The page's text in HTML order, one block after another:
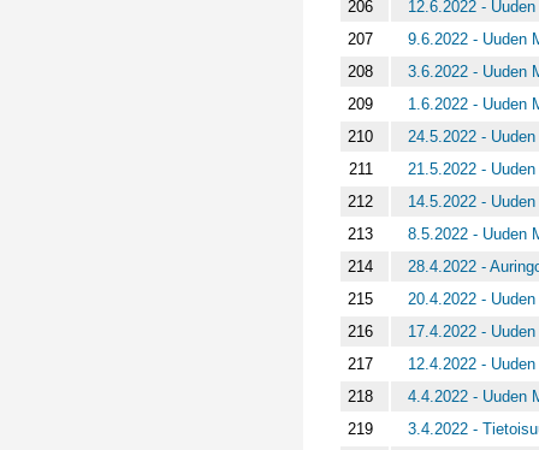
206
12.6.2022 -
207
9.6.2022 - Uuden
208
3.6.2022 - Uuden
209
1.6.2022 - Uuden
210
24.5.2022 -
211
21.5.2022 -
212
14.5.2022 -
213
8.5.2022 - Uuden
214
28.4.2022 -
215
20.4.2022 -
216
17.4.2022 -
217
12.4.2022 -
218
4.4.2022 - Uuden
219
3.4.2022 -